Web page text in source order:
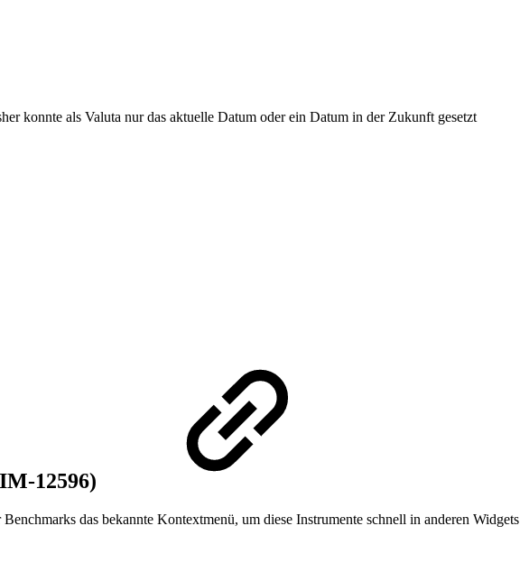
konnte als Valuta nur das aktuelle Datum oder ein Datum in der Zukunft gesetzt
12596)
das bekannte Kontextmenü, um diese Instrumente schnell in anderen Widgets